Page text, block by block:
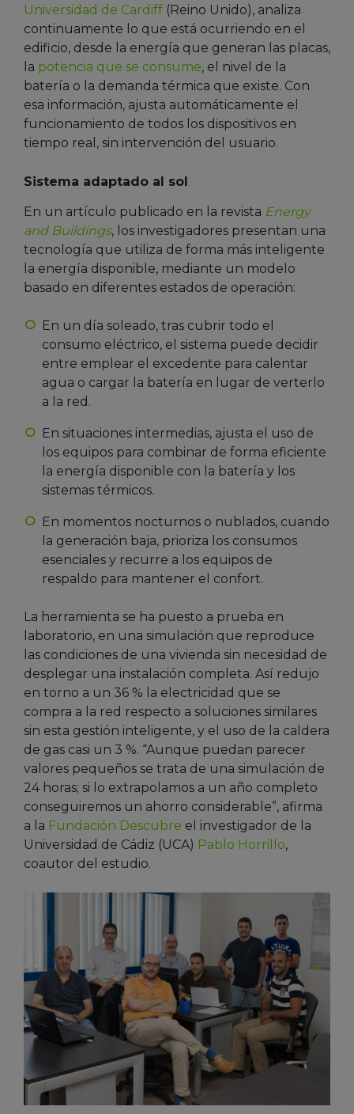
Universidad de Cardiff (Reino Unido), analiza
continuamente lo que está ocurriendo en el
edificio, desde la energía que generan las placas,
la potencia que se consume, el nivel de la
batería o la demanda térmica que existe. Con
esa información, ajusta automáticamente el
funcionamiento de todos los dispositivos en
tiempo real, sin intervención del usuario.
Sistema adaptado al sol
En un artículo publicado en la revista Energy
and Buildings, los investigadores presentan una
tecnología que utiliza de forma más inteligente
la energía disponible, mediante un modelo
basado en diferentes estados de operación:
En un día soleado, tras cubrir todo el
consumo eléctrico, el sistema puede decidir
entre emplear el excedente para calentar
agua o cargar la batería en lugar de verterlo
a la red.
En situaciones intermedias, ajusta el uso de
los equipos para combinar de forma eficiente
la energía disponible con la batería y los
sistemas térmicos.
En momentos nocturnos o nublados, cuando
la generación baja, prioriza los consumos
esenciales y recurre a los equipos de
respaldo para mantener el confort.
La herramienta se ha puesto a prueba en
laboratorio, en una simulación que reproduce
las condiciones de una vivienda sin necesidad de
desplegar una instalación completa. Así redujo
en torno a un 36 % la electricidad que se
compra a la red respecto a soluciones similares
sin esta gestión inteligente, y el uso de la caldera
de gas casi un 3 %. “Aunque puedan parecer
valores pequeños se trata de una simulación de
24 horas; si lo extrapolamos a un año completo
conseguiremos un ahorro considerable”, afirma
a la Fundación Descubre el investigador de la
Universidad de Cádiz (UCA) Pablo Horrillo,
coautor del estudio.